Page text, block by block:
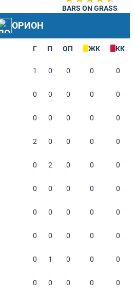
BARS ON GRASS
ОРИОН
Г П ОП ЖК КК
1 0 0 0 0
0 0 0 0 0
0 0 0 0 0
2 0 0 0 0
0 2 0 0 0
0 0 0 0 0
0 0 0 0 0
0 0 0 0 0
0 1 0 0 0
0 0 0 0 0